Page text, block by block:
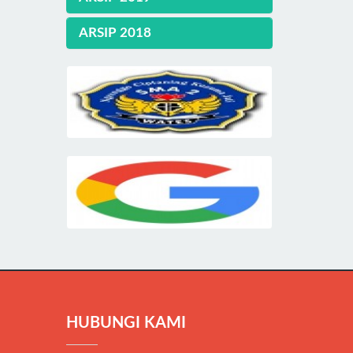
ARSIP 2018
HUBUNGI KAMI